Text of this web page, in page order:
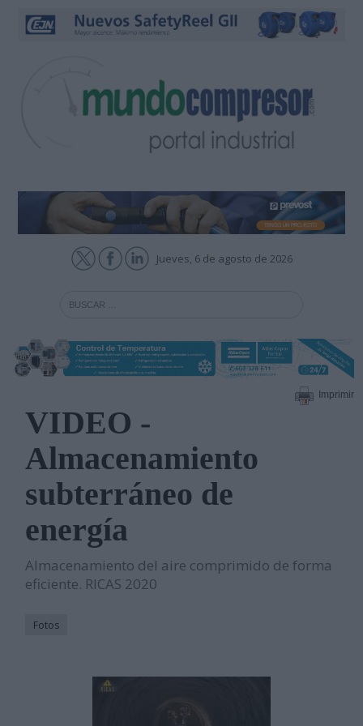
Jueves, 6 de agosto de 2026
Imprimir
VIDEO -
Almacenamiento
subterráneo de
energía
Almacenamiento del aire comprimido de forma
eficiente. RICAS 2020
Fotos